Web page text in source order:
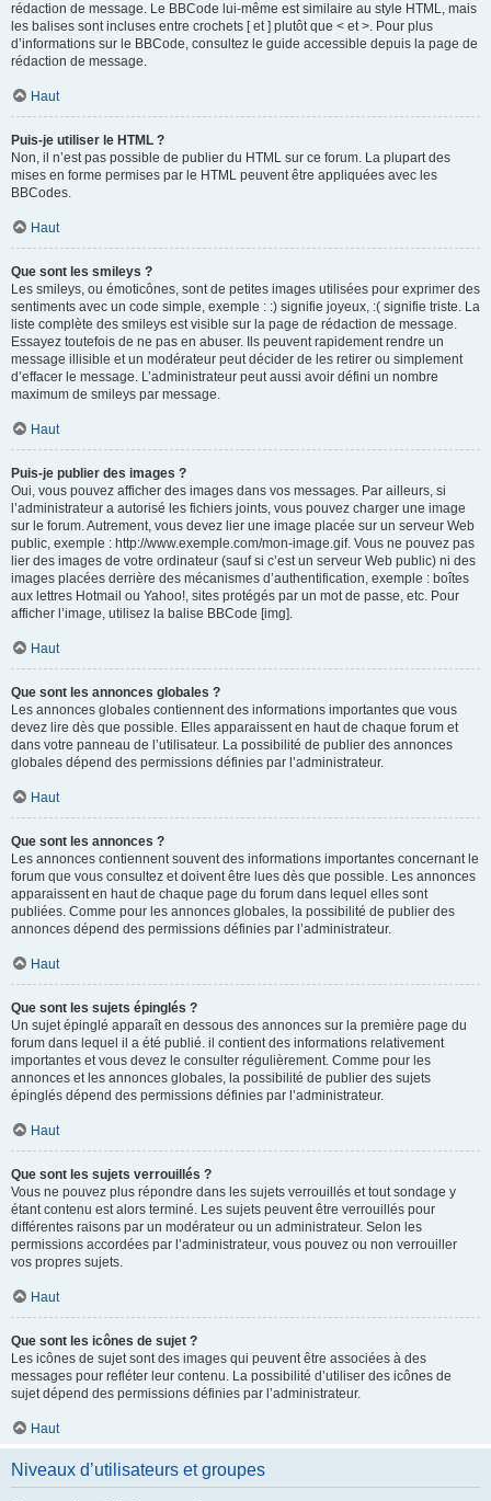
rédaction de message. Le BBCode lui-même est similaire au style HTML, mais
les balises sont incluses entre crochets [ et ] plutôt que < et >. Pour plus
d’informations sur le BBCode, consultez le guide accessible depuis la page de
rédaction de message.
Haut
Puis-je utiliser le HTML ?
Non, il n’est pas possible de publier du HTML sur ce forum. La plupart des
mises en forme permises par le HTML peuvent être appliquées avec les
BBCodes.
Haut
Que sont les smileys ?
Les smileys, ou émoticônes, sont de petites images utilisées pour exprimer des
sentiments avec un code simple, exemple : :) signifie joyeux, :( signifie triste. La
liste complète des smileys est visible sur la page de rédaction de message.
Essayez toutefois de ne pas en abuser. Ils peuvent rapidement rendre un
message illisible et un modérateur peut décider de les retirer ou simplement
d’effacer le message. L’administrateur peut aussi avoir défini un nombre
maximum de smileys par message.
Haut
Puis-je publier des images ?
Oui, vous pouvez afficher des images dans vos messages. Par ailleurs, si
l’administrateur a autorisé les fichiers joints, vous pouvez charger une image
sur le forum. Autrement, vous devez lier une image placée sur un serveur Web
public, exemple : http://www.exemple.com/mon-image.gif. Vous ne pouvez pas
lier des images de votre ordinateur (sauf si c’est un serveur Web public) ni des
images placées derrière des mécanismes d’authentification, exemple : boîtes
aux lettres Hotmail ou Yahoo!, sites protégés par un mot de passe, etc. Pour
afficher l’image, utilisez la balise BBCode [img].
Haut
Que sont les annonces globales ?
Les annonces globales contiennent des informations importantes que vous
devez lire dès que possible. Elles apparaissent en haut de chaque forum et
dans votre panneau de l’utilisateur. La possibilité de publier des annonces
globales dépend des permissions définies par l’administrateur.
Haut
Que sont les annonces ?
Les annonces contiennent souvent des informations importantes concernant le
forum que vous consultez et doivent être lues dès que possible. Les annonces
apparaissent en haut de chaque page du forum dans lequel elles sont
publiées. Comme pour les annonces globales, la possibilité de publier des
annonces dépend des permissions définies par l’administrateur.
Haut
Que sont les sujets épinglés ?
Un sujet épinglé apparaît en dessous des annonces sur la première page du
forum dans lequel il a été publié. il contient des informations relativement
importantes et vous devez le consulter régulièrement. Comme pour les
annonces et les annonces globales, la possibilité de publier des sujets
épinglés dépend des permissions définies par l’administrateur.
Haut
Que sont les sujets verrouillés ?
Vous ne pouvez plus répondre dans les sujets verrouillés et tout sondage y
étant contenu est alors terminé. Les sujets peuvent être verrouillés pour
différentes raisons par un modérateur ou un administrateur. Selon les
permissions accordées par l’administrateur, vous pouvez ou non verrouiller
vos propres sujets.
Haut
Que sont les icônes de sujet ?
Les icônes de sujet sont des images qui peuvent être associées à des
messages pour refléter leur contenu. La possibilité d’utiliser des icônes de
sujet dépend des permissions définies par l’administrateur.
Haut
Niveaux d’utilisateurs et groupes